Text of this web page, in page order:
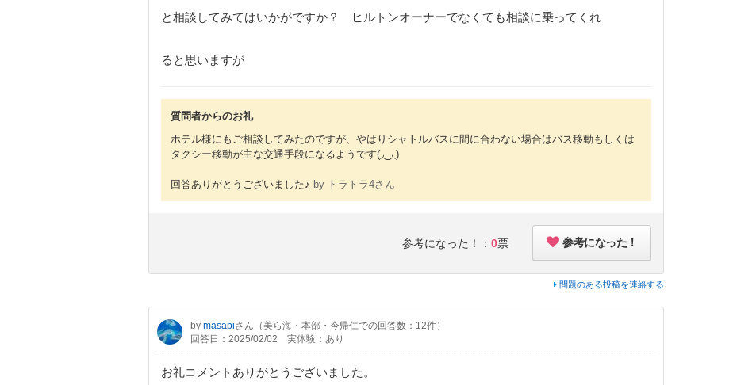
と相談してみてはいかがですか？ ヒルトンオーナーでなくても相談に乗ってくれ
ると思いますが
質問者からのお礼
ホテル様にもご相談してみたのですが、やはりシャトルバスに間に合わない場合はバス移動もしくは
タクシー移動が主な交通手段になるようです(◞‿◟)
回答ありがとうございました♪ by トラトラ4さん
参考になった！： 0票 参考になった！
問題のある投稿を連絡する
by masapiさん（美ら海・本部・今帰仁での回答数：12件）
回答日：2025/02/02
実体験：あり
お礼コメントありがとうございました。